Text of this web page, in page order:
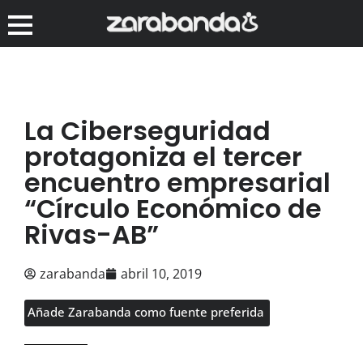
La Ciberseguridad
protagoniza el tercer
encuentro empresarial
“Círculo Económico de
Rivas-AB”
zarabanda abril 10, 2019
Añade Zarabanda como fuente preferida